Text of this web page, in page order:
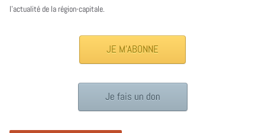
l’actualité de la région-capitale.
JE M'ABONNE
Je fais un don